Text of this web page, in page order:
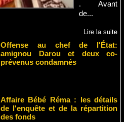
. Avant
de...
Lire la suite
Offense au chef de l'État:
amignou Darou et deux co-
prévenus condamnés
Affaire Bébé Réma : les détails
de l'enquête et de la répartition
des fonds